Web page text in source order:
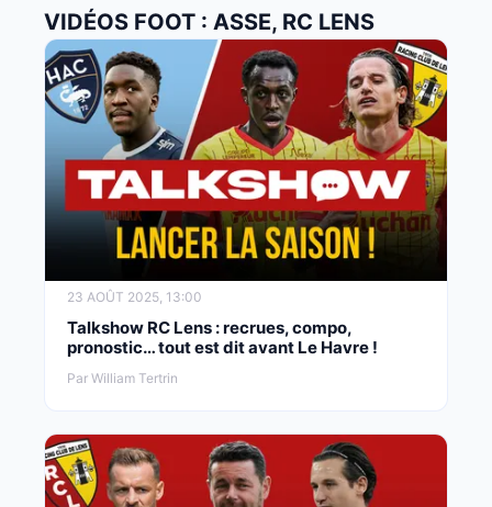
VIDÉOS FOOT : ASSE, RC LENS
23 AOÛT 2025, 13:00
Talkshow RC Lens : recrues, compo,
pronostic… tout est dit avant Le Havre !
Par William Tertrin